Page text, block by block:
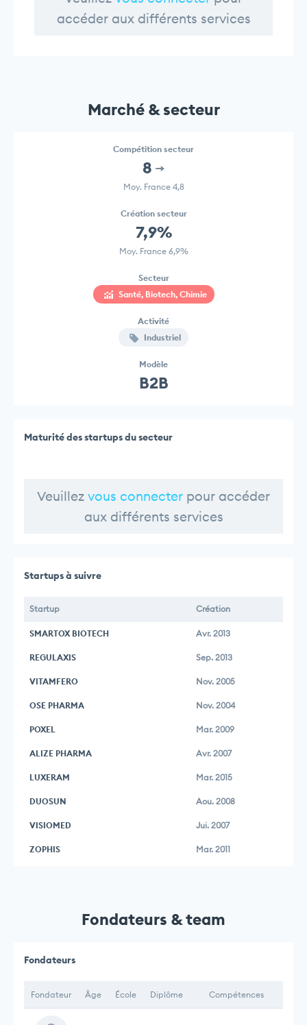
accéder aux différents services
Marché & secteur
Compétition secteur
8
Moy. France 4,8
Création secteur
7,9%
Moy. France 6,9%
Secteur
Santé, Biotech, Chimie
Activité
Industriel
Modèle
B2B
Maturité des startups du secteur
Veuillez vous connecter pour accéder
aux différents services
Startups à suivre
Startup Création
SMARTOX BIOTECH Avr. 2013
REGULAXIS Sep. 2013
VITAMFERO Nov. 2005
OSE PHARMA Nov. 2004
POXEL Mar. 2009
ALIZE PHARMA Avr. 2007
LUXERAM Mar. 2015
DUOSUN Aou. 2008
VISIOMED Jui. 2007
ZOPHIS Mar. 2011
Fondateurs & team
Fondateurs
Fondateur Âge École Diplôme Compétences